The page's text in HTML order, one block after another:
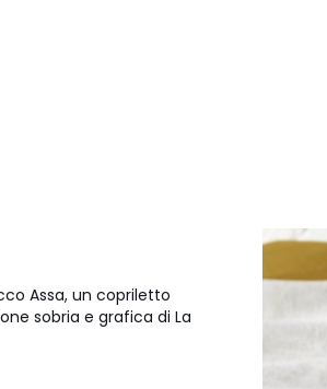
Assa, un copriletto
sobria e grafica di La